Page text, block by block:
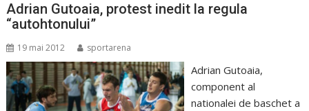
Adrian Gutoaia, protest inedit la regula
“autohtonului”
19 mai 2012 sportarena
Adrian Gutoaia,
component al
nationalei de baschet a